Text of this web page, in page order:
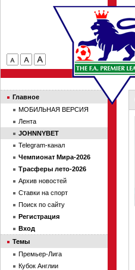
Главное
МОБИЛЬНАЯ ВЕРСИЯ
Лента
JOHNNYBET
Telegram-канал
Чемпионат Мира-2026
Трасферы лето-2026
Архив новостей
Ставки на спорт
Поиск по сайту
Регистрация
Вход
Темы
Премьер-Лига
Кубок Англии